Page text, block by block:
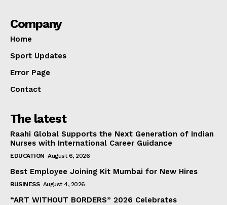
Company
Home
Sport Updates
Error Page
Contact
The latest
Raahi Global Supports the Next Generation of Indian
Nurses with International Career Guidance
EDUCATION August 6, 2026
Best Employee Joining Kit Mumbai for New Hires
BUSINESS August 4, 2026
“ART WITHOUT BORDERS” 2026 Celebrates